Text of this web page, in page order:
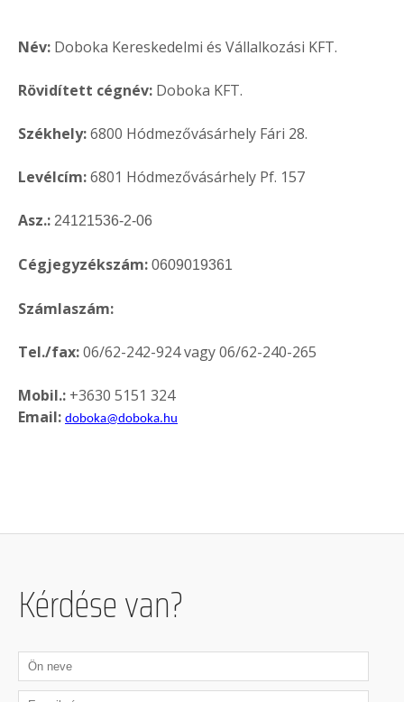
Név: Doboka Kereskedelmi és Vállalkozási KFT.
Rövidített cégnév: Doboka KFT.
Székhely:6800 Hódmezővásárhely Fári 28.
Levélcím:6801 Hódmezővásárhely Pf. 157
Asz.: 24121536-2-06
Cégjegyzékszám: 0609019361
Számlaszám:
Tel./fax:06/62-242-924 vagy 06/62-240-265
Mobil.: +3630 5151 324
Email: doboka@doboka.hu
Kérdése van?